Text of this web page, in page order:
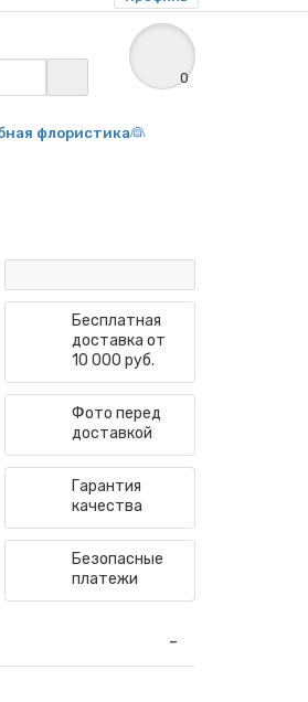
0
флористика👰
Бесплатная
доставка от
10 000 руб.
Фото перед
доставкой
Гарантия
качества
Безопасные
платежи